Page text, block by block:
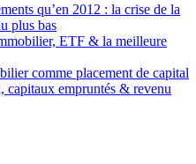
qu’en 2012 : la crise de la
plus bas
ETF & la meilleure
comme placement de capital
capitaux empruntés & revenu